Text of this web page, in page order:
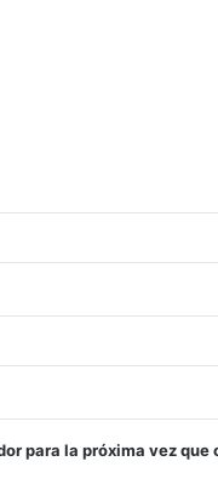
para la próxima vez que